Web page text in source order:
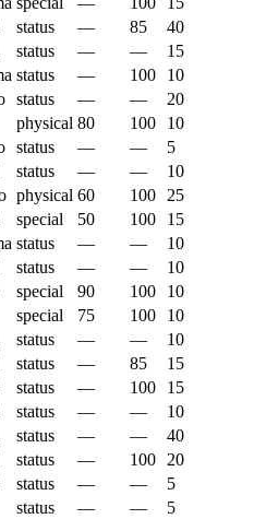
status — 85
40
status — —
15
status — 100
10
status — —
20
physical 80 100
10
status — —
5
status — —
10
physical 60 100
25
special 50 100
15
status — —
10
status — —
10
special 90 100
10
special 75 100
10
status — —
10
status — 85
15
status — 100
15
status — —
10
status — —
40
status — 100
20
status — —
5
status — —
5